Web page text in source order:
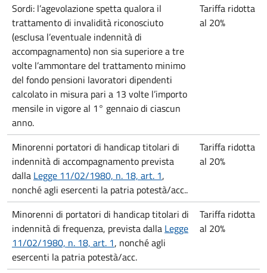
Sordi: l’agevolazione spetta qualora il
trattamento di invalidità riconosciuto
(esclusa l’eventuale indennità di
accompagnamento) non sia superiore a tre
volte l’ammontare del trattamento minimo
del fondo pensioni lavoratori dipendenti
calcolato in misura pari a 13 volte l’importo
mensile in vigore al 1° gennaio di ciascun
anno.
Tariffa ridotta
al 20%
Minorenni portatori di handicap titolari di
indennità di accompagnamento prevista
dalla Legge 11/02/1980, n. 18, art. 1,
nonché agli esercenti la patria potestà/acc..
Tariffa ridotta
al 20%
Minorenni di portatori di handicap titolari di
indennità di frequenza, prevista dalla Legge
11/02/1980, n. 18, art. 1, nonché agli
esercenti la patria potestà/acc.
Tariffa ridotta
al 20%